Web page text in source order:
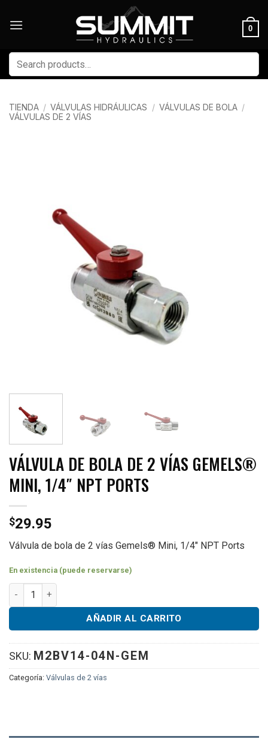
0
Buscar
por:
TIENDA / VÁLVULAS HIDRÁULICAS / VÁLVULAS DE BOLA /
VÁLVULAS DE 2 VÍAS
VÁLVULA DE BOLA DE 2 VÍAS GEMELS®
MINI, 1/4″ NPT PORTS
$29.95
Válvula de bola de 2 vías Gemels® Mini, 1/4″ NPT Ports
En existencia (puede reservarse)
Gemels® Mini 2 Way Ball Valve, 1/4" NPT Ports cantidad
AÑADIR AL CARRITO
SKU: M2BV14-04N-GEM
Categoría: Válvulas de 2 vías